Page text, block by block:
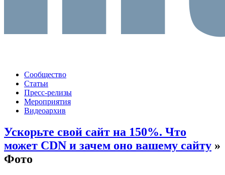
Сообщество
Статьи
Пресс-релизы
Мероприятия
Видеоархив
Ускорьте свой сайт на 150%. Что
может CDN и зачем оно вашему сайту »
Фото